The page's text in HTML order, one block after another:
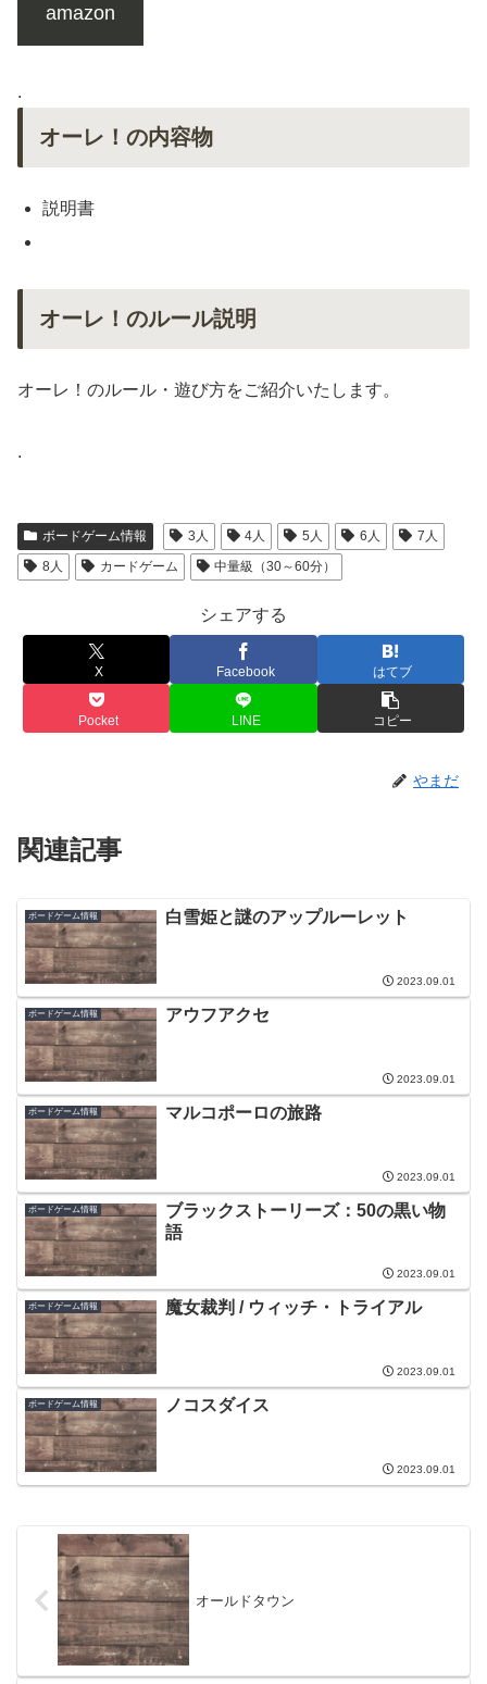
amazon
.
オーレ！の内容物
説明書
オーレ！のルール説明
オーレ！のルール・遊び方をご紹介いたします。
.
ボードゲーム情報 3人 4人 5人 6人
7人
8人
カードゲーム 中量級（30～60分）
シェアする
X Facebook はてブ
Pocket LINE コピー
やまだ
関連記事
ボードゲーム情報 白雪姫と謎のアップルーレット
2023.09.01
ボードゲーム情報 アウフアクセ
2023.09.01
ボードゲーム情報 マルコポーロの旅路
2023.09.01
ボードゲーム情報
ブラックストーリーズ：50の黒い物
語
2023.09.01
ボードゲーム情報 魔女裁判 / ウィッチ・トライアル
2023.09.01
ボードゲーム情報 ノコスダイス
2023.09.01
オールドタウン